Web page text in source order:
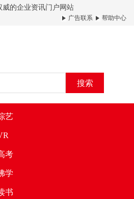
的企业资讯门户网站
广告联系 帮助中心
搜索
艺
考
学
书